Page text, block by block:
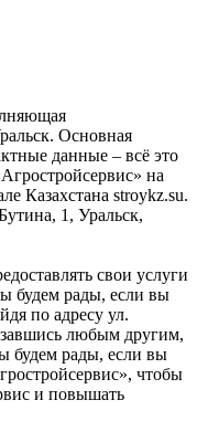
Основная
данные – всё это
на
Казахстана stroykz.su.
1, Уральск,
свои услуги
будем рады, если вы
по адресу ул.
любым другим,
будем рады, если вы
чтобы
и повышать